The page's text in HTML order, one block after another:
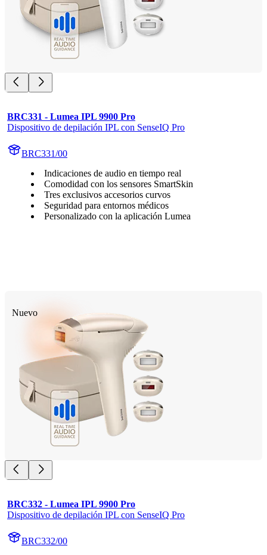
BRC331 - Lumea IPL 9900 Pro
Dispositivo de depilación IPL con SenseIQ Pro
BRC331/00
Indicaciones de audio en tiempo real
Comodidad con los sensores SmartSkin
Tres exclusivos accesorios curvos
Seguridad para entornos médicos
Personalizado con la aplicación Lumea
Nuevo
BRC332 - Lumea IPL 9900 Pro
Dispositivo de depilación IPL con SenseIQ Pro
BRC332/00